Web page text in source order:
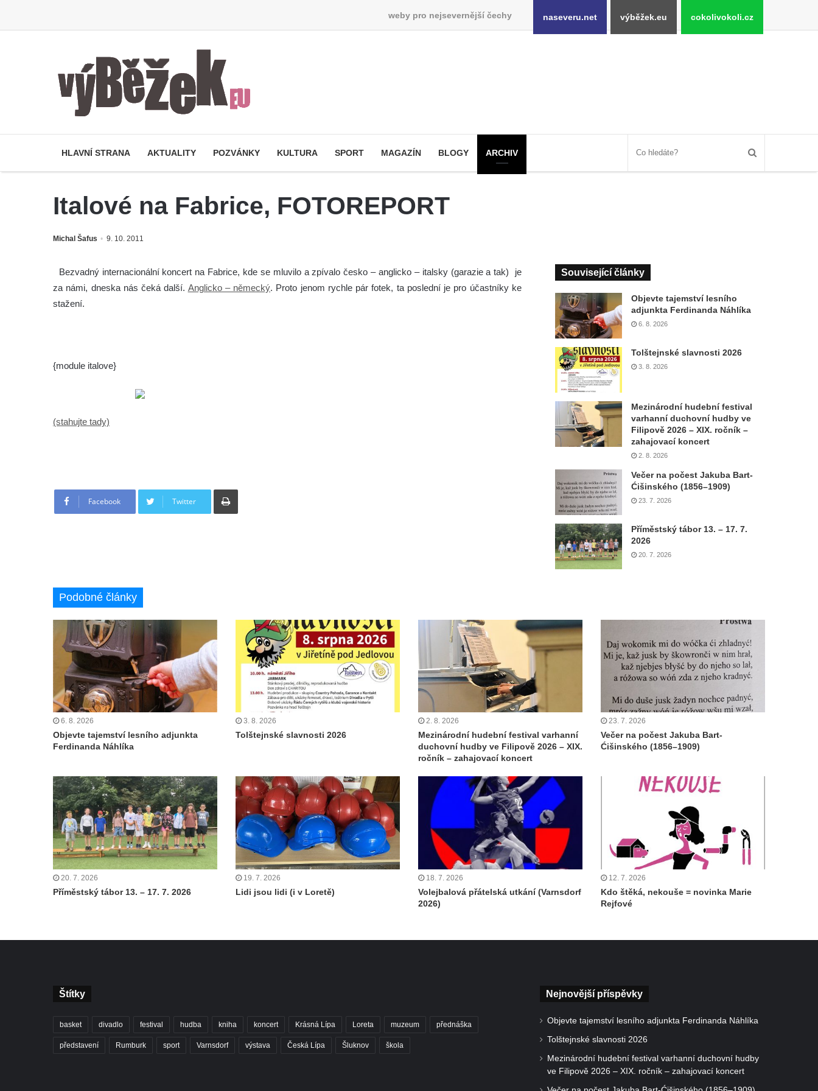
weby pro nejsevernější čechy naseveru.net výběžek.eu cokolivokoli.cz
HLAVNÍ STRANA AKTUALITY POZVÁNKY KULTURA SPORT MAGAZÍN BLOGY ARCHIV
Italové na Fabrice, FOTOREPORT
Michal Šafus 9. 10. 2011
Bezvadný internacionální koncert na Fabrice, kde se mluvilo a zpívalo česko – anglicko – italsky (garazie a tak) je
za námi, dneska nás čeká další. Anglicko – německý. Proto jenom rychle pár fotek, ta poslední je pro účastníky ke
stažení.
{module italove}
(stahujte tady)
Facebook Twitter
Tisknout
Související články
Objevte tajemství lesního
adjunkta Ferdinanda Náhlíka
6. 8. 2026
Tolštejnské slavnosti 2026
3. 8. 2026
Mezinárodní hudební festival
varhanní duchovní hudby ve
Filipově 2026 – XIX. ročník –
zahajovací koncert
2. 8. 2026
Večer na počest Jakuba Bart-
Ćišinského (1856–1909)
23. 7. 2026
Příměstský tábor 13. – 17. 7.
2026
20. 7. 2026
Podobné články
6. 8. 2026
Objevte tajemství lesního adjunkta
Ferdinanda Náhlíka
3. 8. 2026
Tolštejnské slavnosti 2026
2. 8. 2026
Mezinárodní hudební festival varhanní
duchovní hudby ve Filipově 2026 – XIX.
ročník – zahajovací koncert
23. 7. 2026
Večer na počest Jakuba Bart-
Ćišinského (1856–1909)
20. 7. 2026
Příměstský tábor 13. – 17. 7. 2026
19. 7. 2026
Lidi jsou lidi (i v Loretě)
18. 7. 2026
Volejbalová přátelská utkání (Varnsdorf
2026)
12. 7. 2026
Kdo štěká, nekouše = novinka Marie
Rejfové
Štítky
basket divadlo festival hudba kniha koncert Krásná Lípa Loreta muzeum přednáška
představení Rumburk sport Varnsdorf výstava Česká Lípa Šluknov škola
Nejnovější příspěvky
Objevte tajemství lesního adjunkta Ferdinanda Náhlíka
Tolštejnské slavnosti 2026
Mezinárodní hudební festival varhanní duchovní hudby
ve Filipově 2026 – XIX. ročník – zahajovací koncert